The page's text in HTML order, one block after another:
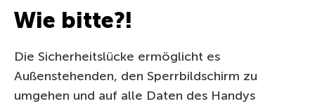
Wie bitte?!
Die Sicherheitslücke ermöglicht es
Außenstehenden, den Sperrbildschirm zu
umgehen und auf alle Daten des Handys